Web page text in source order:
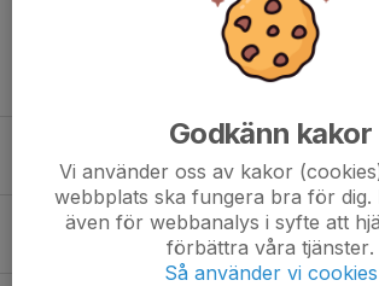
Uppstartsläger 2026
25 jul, 10:03 0
Ny säsong!
22 jul, 15:36 2
Godkänn kakor
Vi använder oss av kakor
webbplats ska fungera bra för dig.
även för webbanalys i syfte att
förbättra våra tjänster.
Så använder vi cookies